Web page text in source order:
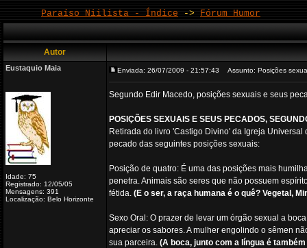
Paraíso Niilista - Índice -> Fórum Humor
Autor
Eustaquio Maia
Idade: 75
Registrado: 12/05/05
Mensagens: 391
Localização: Belo Horizonte
Enviada: 26/07/2009 - 21:57:43 Assunto: Posições
Segundo Edir Macedo, posições sexuais e seus
POSIÇÕES SEXUAIS E SEUS PECADOS,
Retirada do livro 'Castigo Divino' da Igreja
pecado das seguintes posições sexuais:
Posição de quatro: É uma das posições mais
penetra. Animais são seres que não possuem
fétida. (E o ser, a raça humana é o quê? Vegetal,
Sexo Oral: O prazer de levar um órgão sexual a
apreciar os sabores. A mulher engolindo o sêmen
sua parceira. (A boca, junto com a língua é